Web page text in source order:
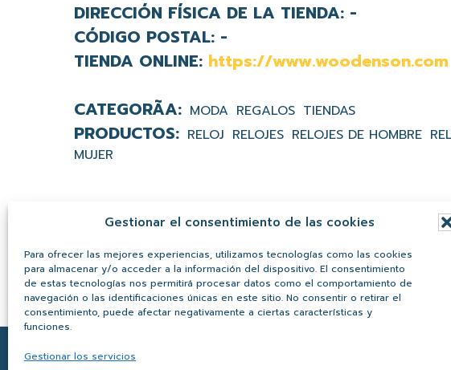
Gestionar el consentimiento de las cookies
Para ofrecer las mejores experiencias, utilizamos tecnologías como las cookies
para almacenar y/o acceder a la información del dispositivo. El consentimiento
de estas tecnologías nos permitirá procesar datos como el comportamiento de
navegación o las identificaciones únicas en este sitio. No consentir o retirar el
consentimiento, puede afectar negativamente a ciertas características y
funciones.
Gestionar los servicios
DIRECCIÓN FÍSICA DE LA TIENDA: -
CÓDIGO POSTAL: -
TIENDA ONLINE: https://www.woodenson.com
MODA REGALOS TIENDAS
RELOJ RELOJES RELOJES DE HOMBRE
MUJER